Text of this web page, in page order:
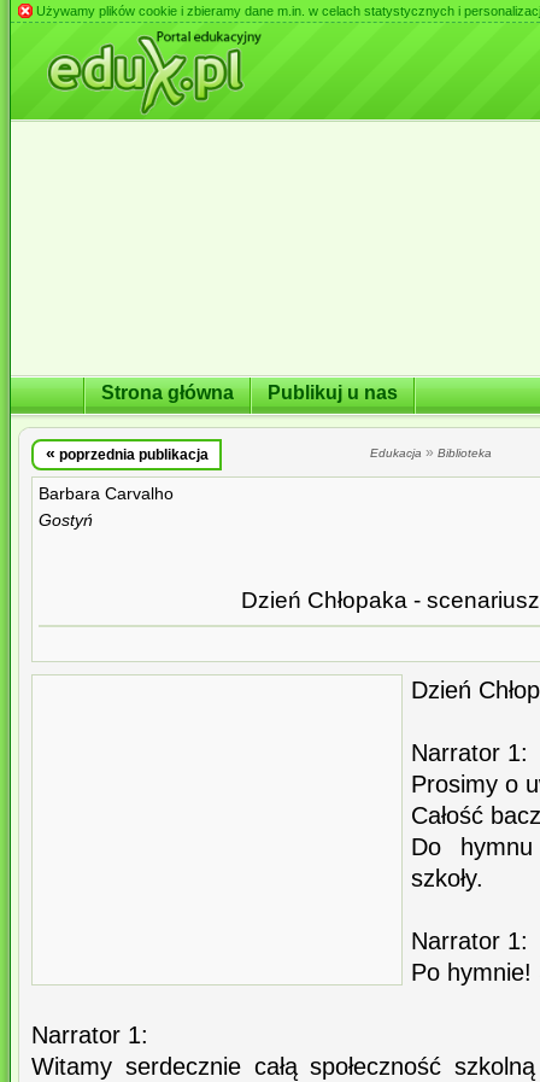
Używamy plików cookie i zbieramy dane m.in. w celach statystycznych i
Strona główna Publikuj u nas
« poprzednia publikacja Edukacja » Biblioteka
Barbara Carvalho
Gostyń
Dzień Chłopaka -
Dzień
Narrator 1:
Prosimy o
Całość
Do
szkoły.
Narrator 1:
Po hymnie!
Narrator 1:
Witamy serdecznie całą społeczność